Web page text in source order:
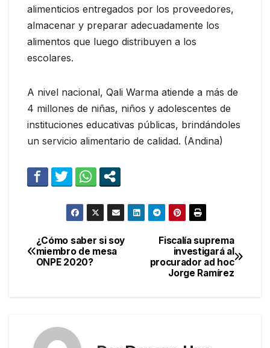
alimenticios entregados por los proveedores,
almacenar y preparar adecuadamente los
alimentos que luego distribuyen a los
escolares.
A nivel nacional, Qali Warma atiende a más de
4 millones de niñas, niños y adolescentes de
instituciones educativas públicas, brindándoles
un servicio alimentario de calidad. (Andina)
Navegación
de
Fiscalía suprema
investigará al
procurador ad hoc
Jorge Ramírez
¿Cómo saber si soy
miembro de mesa
ONPE 2020?